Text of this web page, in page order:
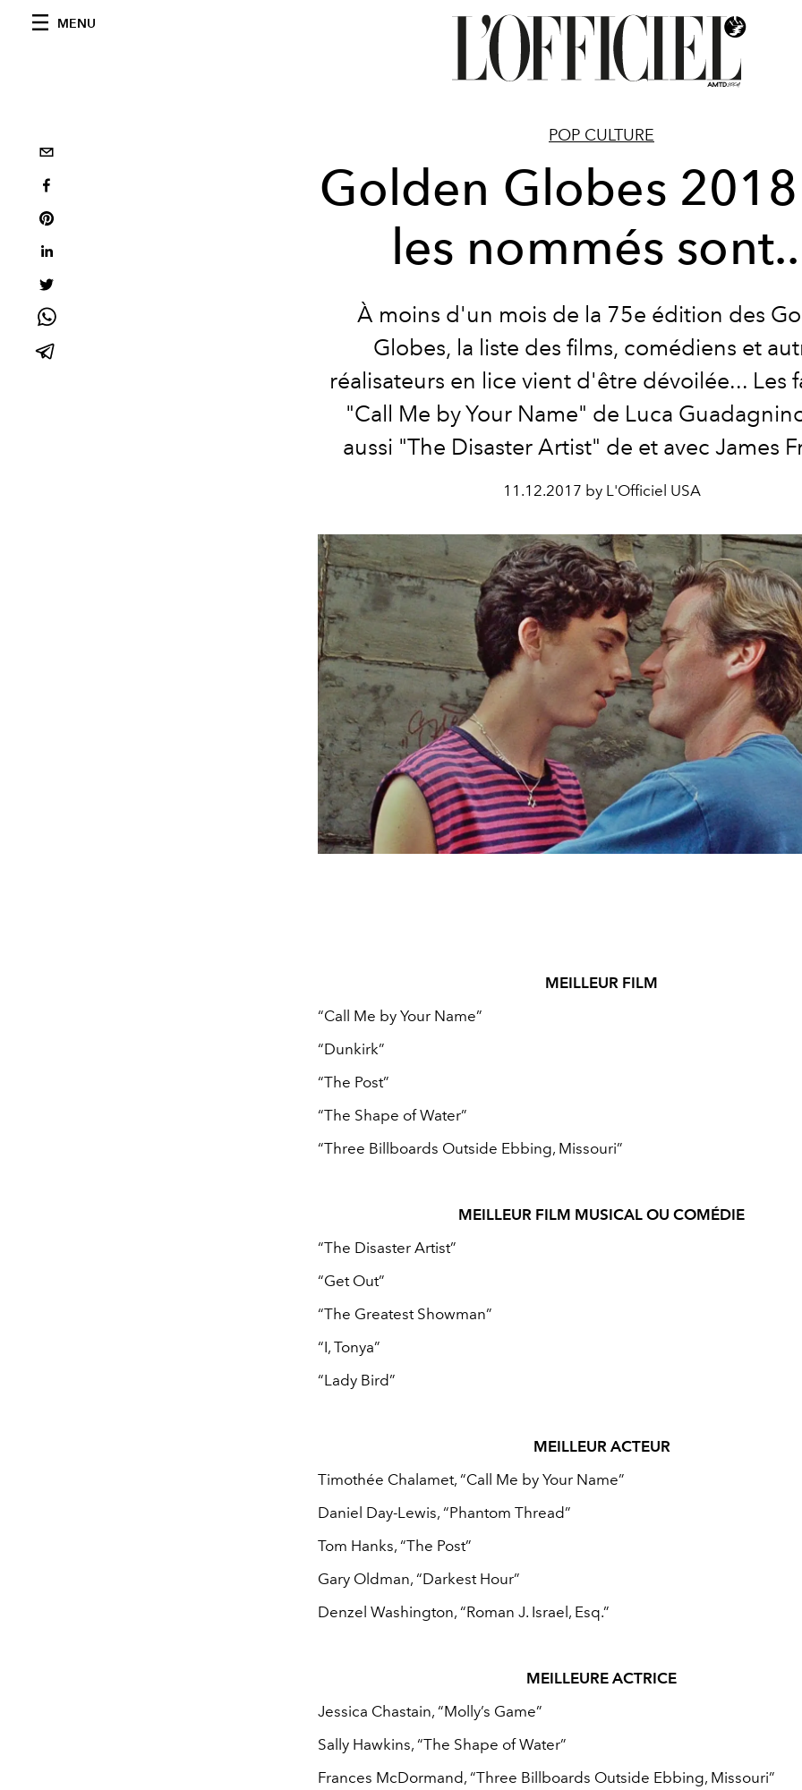
MENU
POP CULTURE
Golden Globes
les nommés
À moins d'un mois de la 75e édition des
Globes, la liste des films, comédiens et
réalisateurs en lice vient d'être dévoilée... Les
"Call Me by Your Name" de Luca
aussi "The Disaster Artist" de et avec James
11.12.2017 by L'Officiel USA
MEILLEUR FILM
“Call Me by Your Name”
“Dunkirk”
“The Post”
“The Shape of Water”
“Three Billboards Outside Ebbing, Missouri”
MEILLEUR FILM MUSICAL OU COMÉDIE
“The Disaster Artist”
“Get Out”
“The Greatest Showman”
“I, Tonya”
“Lady Bird”
MEILLEUR ACTEUR
Timothée Chalamet, “Call Me by Your Name”
Daniel Day-Lewis, “Phantom Thread”
Tom Hanks, “The Post”
Gary Oldman, “Darkest Hour”
Denzel Washington, “Roman J. Israel, Esq.”
MEILLEURE ACTRICE
Jessica Chastain, “Molly’s Game”
Sally Hawkins, “The Shape of Water”
Frances McDormand, “Three Billboards Outside Ebbing, Missouri”